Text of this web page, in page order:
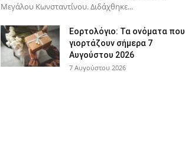
Μεγάλου Κωνσταντίνου. Διδάχθηκε...
Εορτολόγιο: Τα ονόματα που
γιορτάζουν σήμερα 7
Αυγούστου 2026
7 Αυγούστου 2026